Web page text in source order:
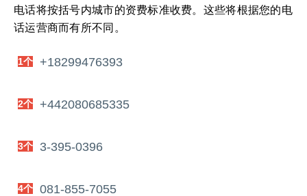
电话将按括号内城市的资费标准收费。 这些将根据您的电
话运营商而有所不同。
1个 +18299476393
2个 +442080685335
3个 3-395-0396
4个 081-855-7055